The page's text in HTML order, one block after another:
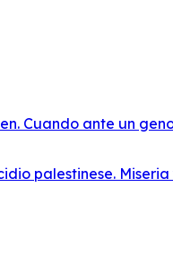
Cuando ante un
palestinese.